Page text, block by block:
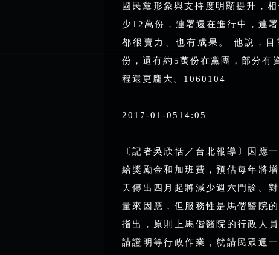
國民黨形象與支持度明顯提升，
少12萬份，連署還在進行中，連
都很賣力、也有成果。 他說，
份，還有約5萬份在黨團，部分有
程還更龐大。1060104
2017-01-0514:05
〔記者吳欣恬／台北報導〕因應
給獎勵金和加班費，預估每年將
天傳出四月起將減少週六門診。
量來因應，但服務性是馬偕醫院
指出，原則上馬偕醫院的行政人
請證明等行政作業，就請民眾週